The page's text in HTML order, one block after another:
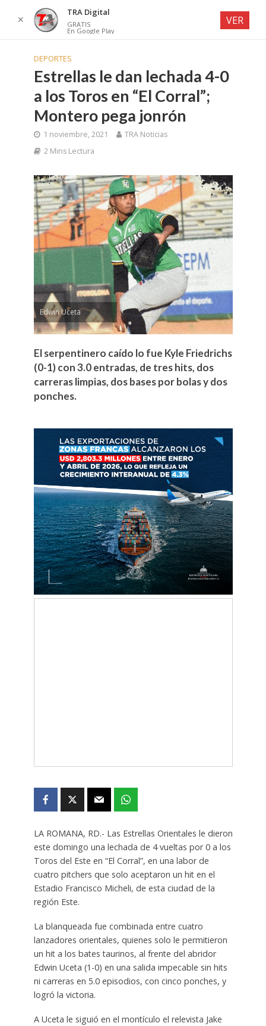
DEPORTES
Estrellas le dan lechada 4-0
a los Toros en “El Corral”;
Montero pega jonrón
1 noviembre, 2021
TRA Noticias
2 Mins Lectura
Edwin Uceta
El serpentinero caído lo fue Kyle Friedrichs
(0-1) con 3.0 entradas, de tres hits, dos
carreras limpias, dos bases por bolas y dos
ponches.
LA ROMANA, RD.- Las Estrellas Orientales le dieron
este domingo una lechada de 4 vueltas por 0 a los
Toros del Este en “El Corral”, en una labor de
cuatro pitchers que solo aceptaron un hit en el
Estadio Francisco Micheli, de esta ciudad de la
región Este.
La blanqueada fue combinada entre cuatro
lanzadores orientales, quienes solo le permitieron
un hit a los bates taurinos, al frente del abridor
Edwin Uceta (1-0) en una salida impecable sin hits
ni carreras en 5.0 episodios, con cinco ponches, y
logró la victoria.
A Uceta le siguió en el montículo el relevista Jake
✕
TRA Digital
GRATIS
En Google Play
VER